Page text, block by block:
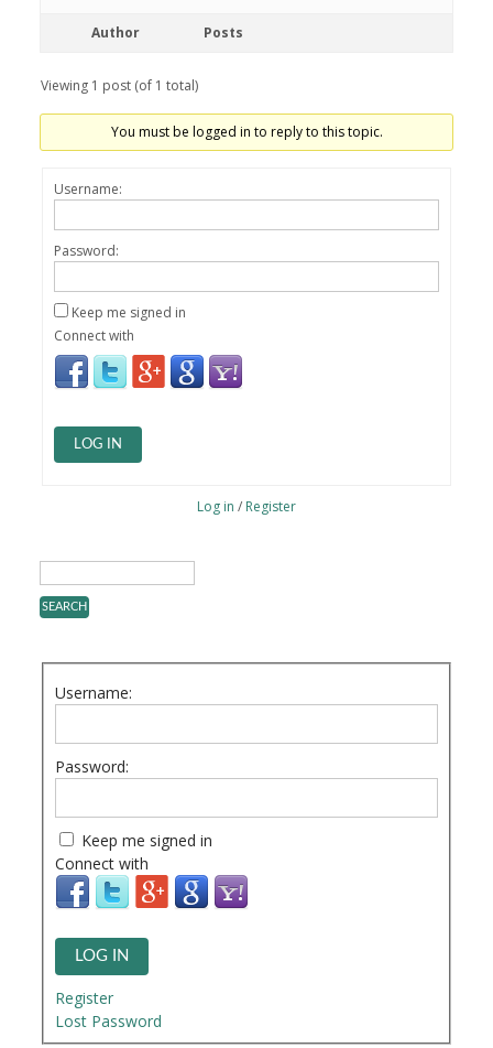
Author Posts
Viewing 1 post (of 1 total)
You must be logged in to reply to this topic.
Username:
Password:
Keep me signed in
Connect with
LOG IN
Log in / Register
Username:
Password:
Keep me signed in
Connect with
LOG IN
Register
Lost Password